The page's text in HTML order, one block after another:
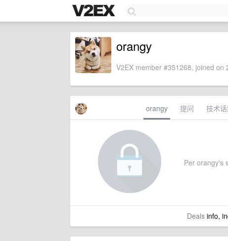
orangy
V2EX member #351268, joined on
orangy 提问 技术
Per orangy's
Dealsinfo,